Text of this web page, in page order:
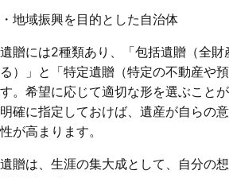
・地域振興を目的とした自治体
遺贈には2種類あり、「包括遺贈（全財
る）」と「特定遺贈（特定の不動産や
す。希望に応じて適切な形を選ぶこと
明確に指定しておけば、遺産が自らの
性が高まります。
遺贈は、生涯の集大成として、自分の